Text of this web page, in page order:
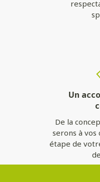
Un
De la
serons à vos
étape de